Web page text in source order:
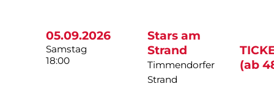
05.09.2026
Samstag
18:00
Stars am
Strand
Timmendorfer
Strand
(ab